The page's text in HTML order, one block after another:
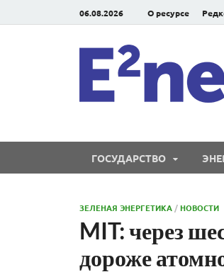
06.08.2026 О ресурсе
ГОСУДАРСТВО
ЗЕЛЕНАЯ ЭНЕРГЕТИКА /НОВОСТИ
MIT: через
дороже